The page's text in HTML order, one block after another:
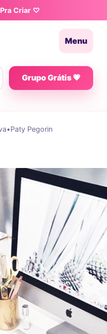
Criar ♡
Menu
Grupo Grátis 💗
•Paty Pegorin